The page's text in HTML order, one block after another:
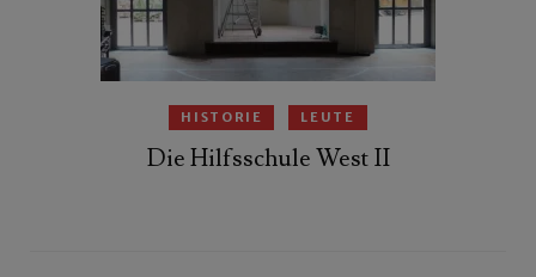
HISTORIE LEUTE
Die Hilfsschule West II